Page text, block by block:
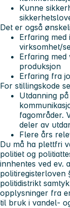
Kunne
Det er også
Erfaring
virksomhet/
Erfaring
produksjon
Erfaring fra
For stillingskode
Utdanning
fagområder.
deler av
Flere års
Du må ha plettfri
politiet og
innhentes ved ev.
politiregisterloven
politidistrikt
opplysninger fra
til bruk i vandel-